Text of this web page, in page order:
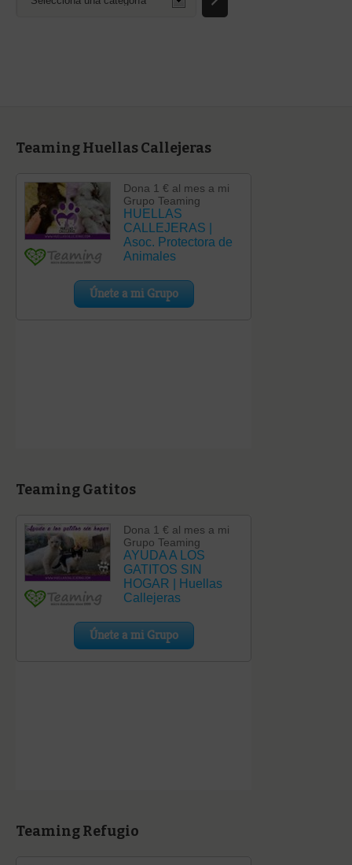
Teaming Huellas Callejeras
Teaming Gatitos
Teaming Refugio